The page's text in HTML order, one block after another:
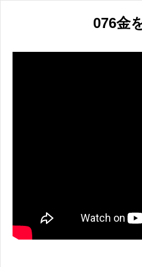
076金